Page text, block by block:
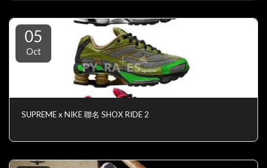
05
Oct
SUPREME x NIKE 聯名 SHOX RIDE 2